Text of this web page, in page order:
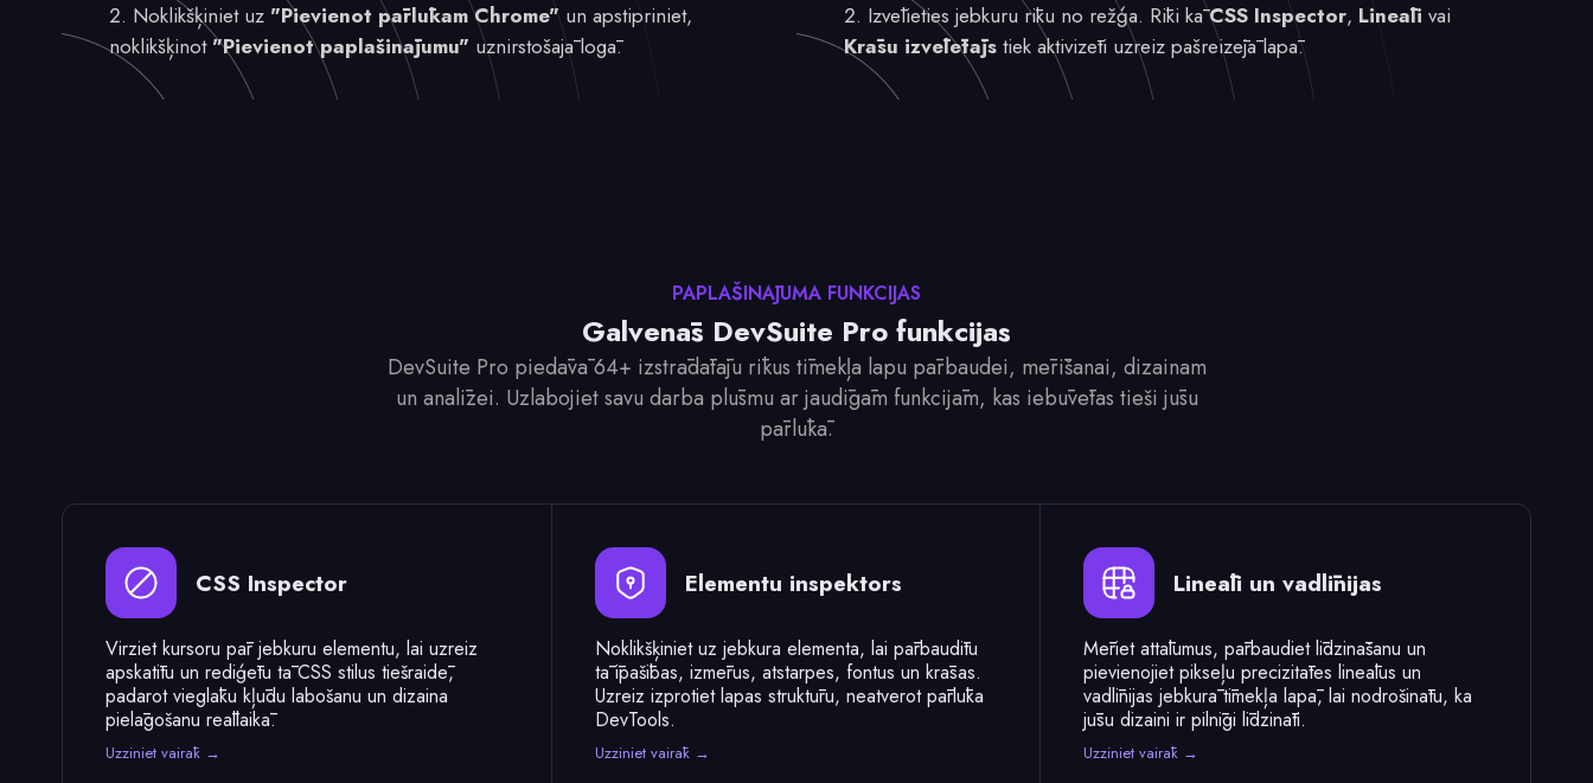
Noklikšķiniet uz "Pievienot pārlūkam Chrome" un apstipriniet,
noklikšķinot "Pievienot paplašinājumu" uznirstošajā logā.
Izvēlieties jebkuru rīku no režģa. Rīki kāCSS Inspector, Lineāli vai
Krāsu izvēlētājs tiek aktivizēti uzreiz pašreizējā lapā.
PAPLAŠINĀJUMA FUNKCIJAS
Galvenās DevSuite Pro funkcijas
DevSuite Pro piedāvā 64+ izstrādātāju rīkus tīmekļa lapu pārbaudei, mērīšanai, dizainam
un analīzei. Uzlabojiet savu darba plūsmu ar jaudīgām funkcijām, kas iebūvētas tieši jūsu
pārlūkā.
CSS Inspector
Virziet kursoru pār jebkuru elementu, lai uzreiz
apskatītu un rediģētu tā CSS stilus tiešraidē,
padarot vieglāku kļūdu labošanu un dizaina
pielāgošanu reāllaikā.
Uzziniet vairāk →
Elementu inspektors
Noklikšķiniet uz jebkura elementa, lai pārbaudītu
tā īpašības, izmērus, atstarpes, fontus un krāsas.
Uzreiz izprotiet lapas struktūru, neatverot pārlūka
DevTools.
Uzziniet vairāk →
Lineāli un vadlīnijas
Mēriet attālumus, pārbaudiet līdzināšanu un
pievienojiet pikseļu precizitātes lineālus un
vadlīnijas jebkurā tīmekļa lapā, lai nodrošinātu, ka
jūsu dizaini ir pilnīgi līdzināti.
Uzziniet vairāk →